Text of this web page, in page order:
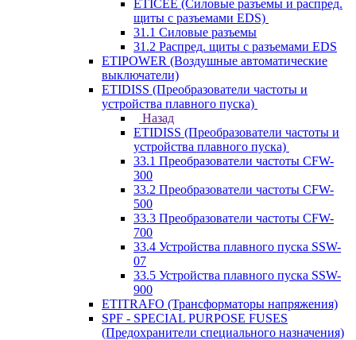
ETICEE (Силовые разъемы и распред.
щиты с разъемами EDS)
31.1 Силовые разъемы
31.2 Распред. щиты с разъемами EDS
ETIPOWER (Воздушные автоматические
выключатели)
ETIDISS (Преобразователи частоты и
устройства плавного пуска)
Назад
ETIDISS (Преобразователи частоты и
устройства плавного пуска)
33.1 Преобразователи частоты CFW-
300
33.2 Преобразователи частоты CFW-
500
33.3 Преобразователи частоты CFW-
700
33.4 Устройства плавного пуска SSW-
07
33.5 Устройства плавного пуска SSW-
900
ETITRAFO (Трансформаторы напряжения)
SPF - SPECIAL PURPOSE FUSES
(Предохранители специального назначения)